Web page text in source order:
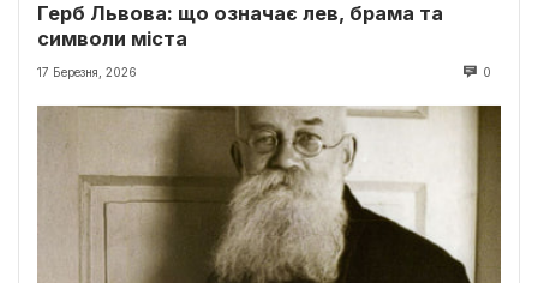
Герб Львова: що означає лев, брама та
символи міста
17 Березня, 2026 0